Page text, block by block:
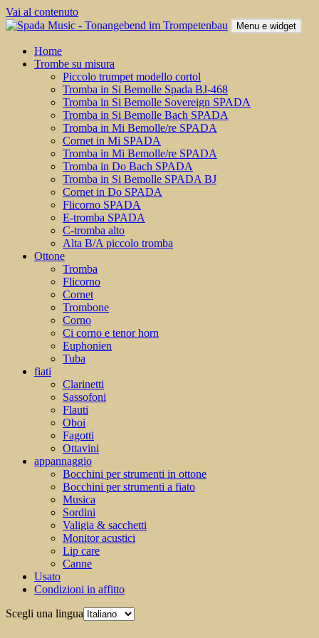
Vai al contenuto
Menu e widget
Home
Trombe su misura
Piccolo trumpet modello cortol
Tromba in Si Bemolle Spada BJ-468
Tromba in Si Bemolle Sovereign SPADA
Tromba in Si Bemolle Bach SPADA
Tromba in Mi Bemolle/re SPADA
Cornet in Mi SPADA
Tromba in Mi Bemolle/re SPADA
Tromba in Do Bach SPADA
Tromba in Si Bemolle SPADA BJ
Cornet in Do SPADA
Flicorno SPADA
E-tromba SPADA
C-tromba alto
Alta B/A piccolo tromba
Ottone
Tromba
Flicorno
Cornet
Trombone
Corno
Ci corno e tenor horn
Euphonien
Tuba
fiati
Clarinetti
Sassofoni
Flauti
Oboi
Fagotti
Ottavini
appannaggio
Bocchini per strumenti in ottone
Bocchini per strumenti a fiato
Musica
Sordini
Valigia & sacchetti
Monitor acustici
Lip care
Canne
Usato
Condizioni in affitto
Scegli una lingua